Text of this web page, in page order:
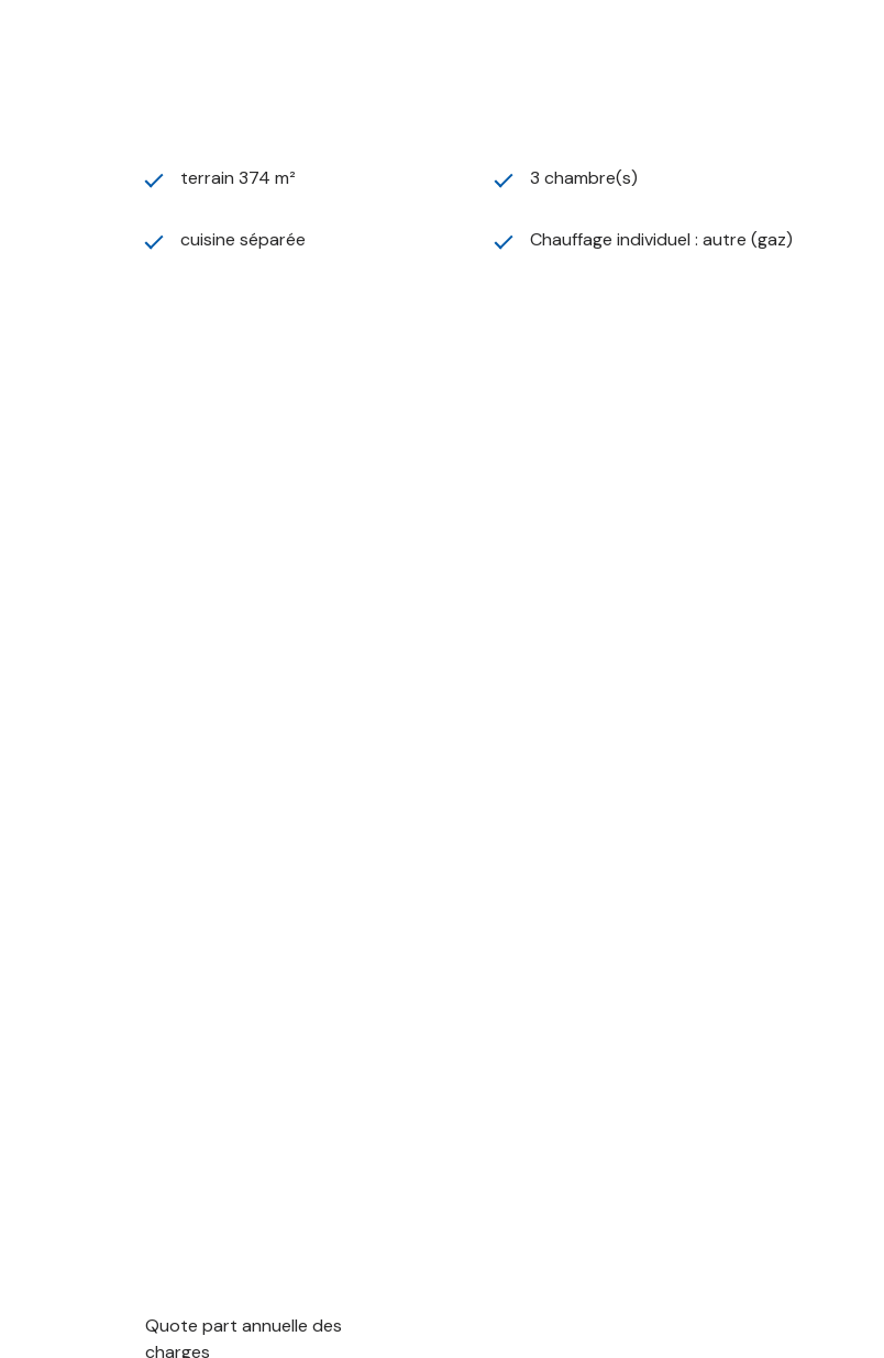
terrain 374 m² 3 chambre(s)
cuisine séparée Chauffage individuel : autre (gaz)
Quote part annuelle des
charges